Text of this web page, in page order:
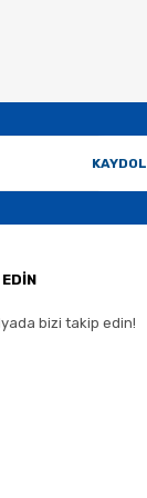
KAYDOL
bizi takip edin!